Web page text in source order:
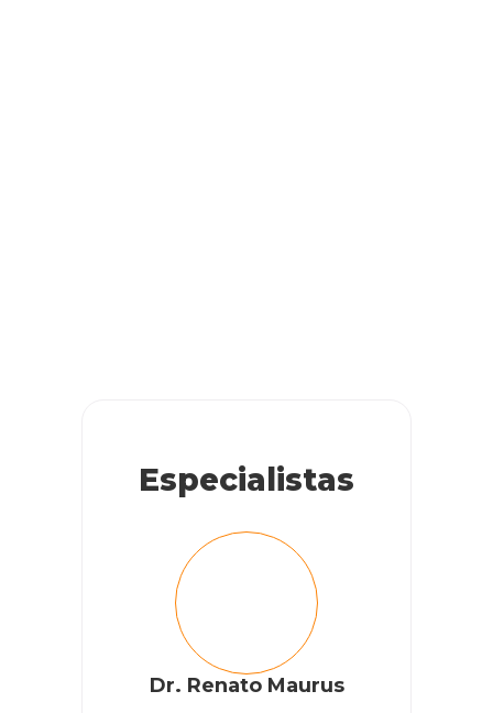
Especialistas
Dr. Renato Maurus